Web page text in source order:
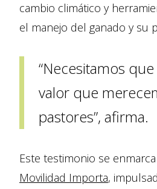
cambio climático y
el manejo del ganado y su
“Necesitamos
valor que
pastores”, afirma.
Este testimonio se
Movilidad Importa,